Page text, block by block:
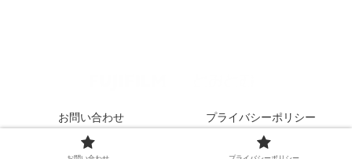
お問い合わせ プライバシーポリシー
© 2020 FUJIFILM/とみとむ/Nikon.